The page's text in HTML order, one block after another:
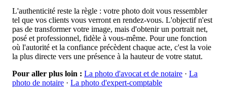
L'authenticité reste la règle : votre photo doit vous ressembler
tel que vos clients vous verront en rendez-vous. L'objectif n'est
pas de transformer votre image, mais d'obtenir un portrait net,
posé et professionnel, fidèle à vous-même. Pour une fonction
où l'autorité et la confiance précèdent chaque acte, c'est la voie
la plus directe vers une présence à la hauteur de votre statut.
Pour aller plus loin : La photo d'avocat et de notaire · La
photo de notaire · La photo d'expert-comptable